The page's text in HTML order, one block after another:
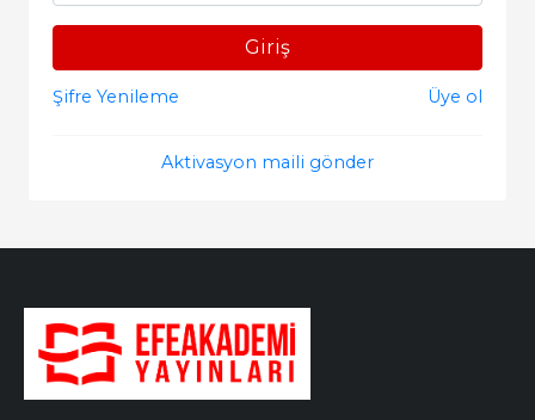
Şifre Yenileme Üye ol
Aktivasyon maili gönder